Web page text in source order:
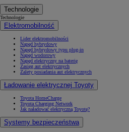
Technologie
Technologie
Elektromobilność
Lider elektromobilności
Napęd hybrydowy
Napęd hybrydowy typu plug-in
Napęd wodorowy
Napęd elektryczny na baterię
Zasięg aut elektrycznych
Zalety posiadania aut elektrycznych
Ładowanie elektrycznej Toyoty
Toyota HomeCharge
Toyota Charging Network
Jak naładować elektryczną Toyotę?
Systemy bezpieczeństwa